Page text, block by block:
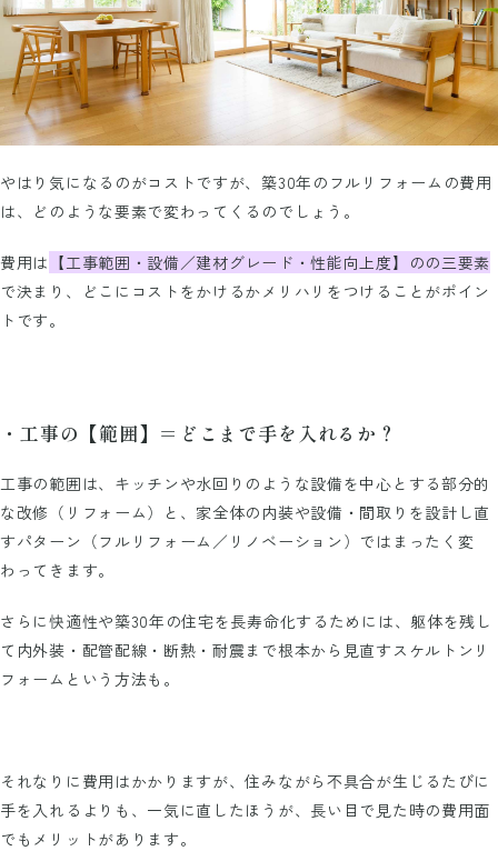
やはり気になるのがコストですが、築30年のフルリフォームの費用
は、どのような要素で変わってくるのでしょう。
費用は 【工事範囲・設備／建材グレード・性能向上度】のの三要素
で決まり、どこにコストをかけるかメリハリをつけることがポイン
トです。
・工事の【範囲】＝どこまで手を入れるか？
工事の範囲は、キッチンや水回りのような設備を中心とする部分的
な改修（リフォーム）と、家全体の内装や設備・間取りを設計し直
すパターン（フルリフォーム／リノベーション）ではまったく変
わってきます。
さらに快適性や築30年の住宅を長寿命化するためには、躯体を残し
て内外装・配管配線・断熱・耐震まで根本から見直すスケルトンリ
フォームという方法も。
それなりに費用はかかりますが、住みながら不具合が生じるたびに
手を入れるよりも、一気に直したほうが、長い目で見た時の費用面
でもメリットがあります。